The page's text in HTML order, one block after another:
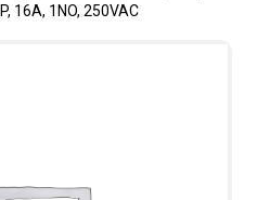
16A, 1NO, 250VAC